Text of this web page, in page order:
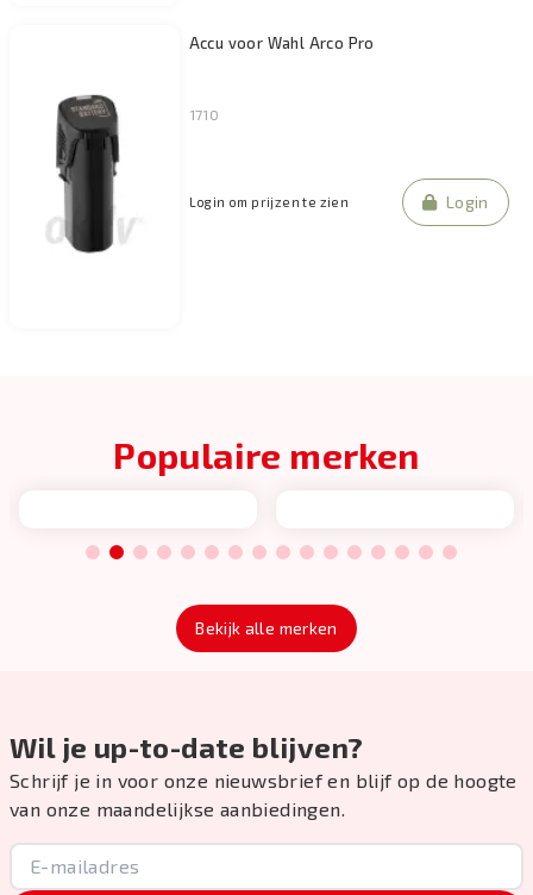
Accu voor Wahl Arco Pro
1710
Login om prijzen te zien Login
Populaire merken
1 2 3 4 5 6 7 8 9 10 11 12 13 14 15 16
Bekijk alle merken
Wil je up-to-date blijven?
Schrijf je in voor onze nieuwsbrief en blijf op de hoogte
van onze maandelijkse aanbiedingen.